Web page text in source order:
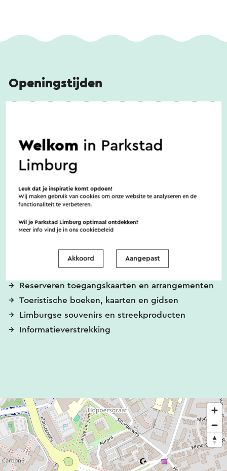
Openingstijden
Zaterdag: 10.00 tot 16.00 uur
Zondag: gesloten
Diensten
Toegangskaarten
Dagkaarten voor het openbaar vervoer
Reserveren toegangskaarten en arrangementen
Toeristische boeken, kaarten en gidsen
Limburgse souvenirs en streekproducten
Informatieverstrekking
Welkom in Parkstad
Limburg
Leuk dat je inspiratie komt opdoen!
Wij maken gebruik van cookies om onze website te analyseren en de
functionaliteit te verbeteren.
Wil je Parkstad Limburg optimaal ontdekken?
Meer info vind je in onscookiebeleid
Akkoord Aangepast